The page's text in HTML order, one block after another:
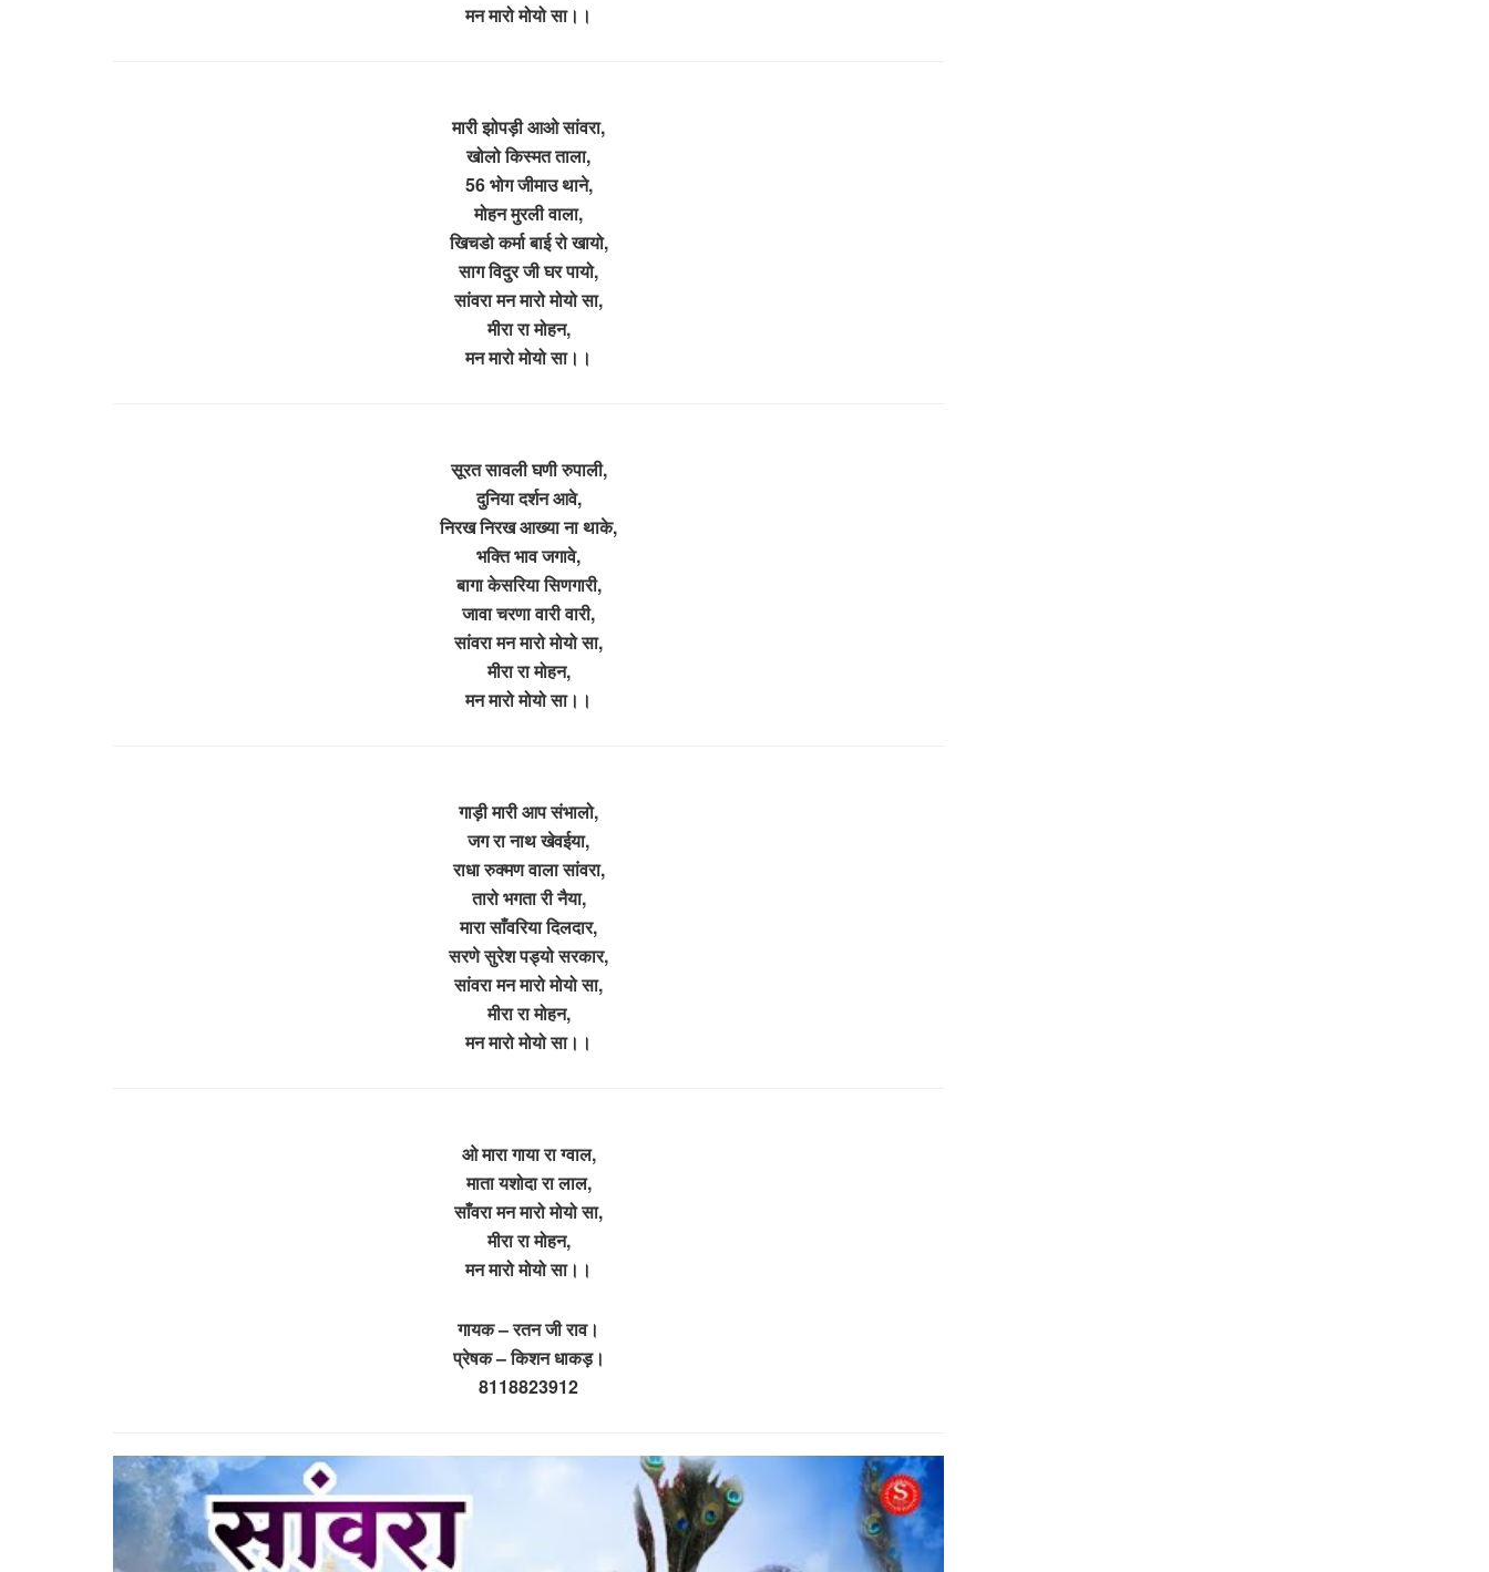
मन मारो मोयो सा।।
मारी झोपड़ी आओ सांवरा,
खोलो किस्मत ताला,
56 भोग जीमाउ थाने,
मोहन मुरली वाला,
खिचडो कर्मा बाई रो खायो,
साग विदुर जी घर पायो,
सांवरा मन मारो मोयो सा,
मीरा रा मोहन,
मन मारो मोयो सा।।
सूरत सावली घणी रुपाली,
दुनिया दर्शन आवे,
निरख निरख आख्या ना थाके,
भक्ति भाव जगावे,
बागा केसरिया सिणगारी,
जावा चरणा वारी वारी,
सांवरा मन मारो मोयो सा,
मीरा रा मोहन,
मन मारो मोयो सा।।
गाड़ी मारी आप संभालो,
जग रा नाथ खेवईया,
राधा रुक्मण वाला सांवरा,
तारो भगता री नैया,
मारा साँवरिया दिलदार,
सरणे सुरेश पड्यो सरकार,
सांवरा मन मारो मोयो सा,
मीरा रा मोहन,
मन मारो मोयो सा।।
ओ मारा गाया रा ग्वाल,
माता यशोदा रा लाल,
साँवरा मन मारो मोयो सा,
मीरा रा मोहन,
मन मारो मोयो सा।।
गायक – रतन जी राव।
प्रेषक – किशन धाकड़।
8118823912